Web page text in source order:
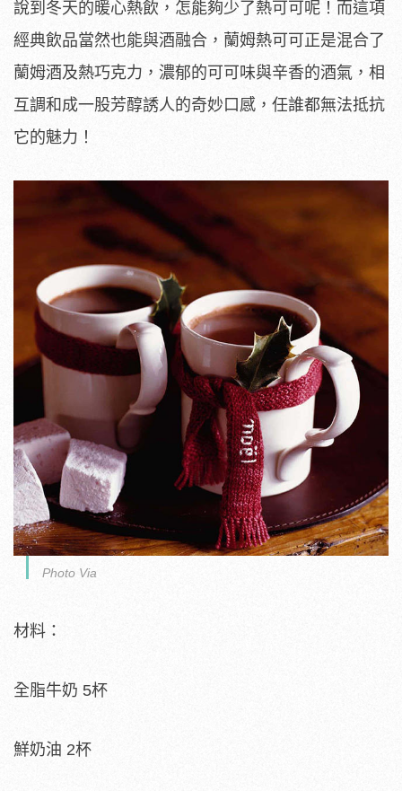
說到冬天的暖心熱飲，怎能夠少了熱可可呢！而這項
經典飲品當然也能與酒融合，蘭姆熱可可正是混合了
蘭姆酒及熱巧克力，濃郁的可可味與辛香的酒氣，相
互調和成一股芳醇誘人的奇妙口感，任誰都無法抵抗
它的魅力！
Photo Via
材料：
全脂牛奶 5杯
鮮奶油 2杯